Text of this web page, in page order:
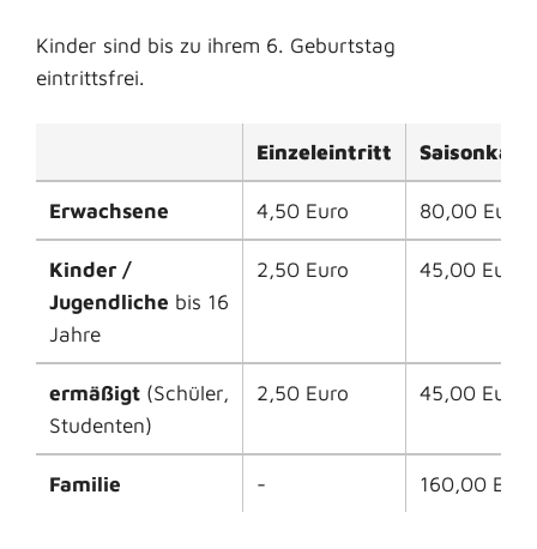
Kinder sind bis zu ihrem 6. Geburtstag
eintrittsfrei.
Einzeleintritt
Erwachsene 4,50 Euro 80,00 Euro
Kinder /
Jugendliche bis 16
Jahre
2,50 Euro 45,00 Euro
ermäßigt (Schüler,
Studenten)
2,50 Euro 45,00 Euro
Familie - 160,00 Euro